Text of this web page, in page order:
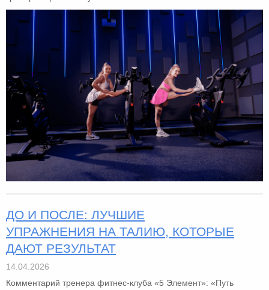
ДО И ПОСЛЕ: ЛУЧШИЕ
УПРАЖНЕНИЯ НА ТАЛИЮ, КОТОРЫЕ
ДАЮТ РЕЗУЛЬТАТ
14.04.2026
Комментарий тренера фитнес-клуба «5 Элемент»: «Путь